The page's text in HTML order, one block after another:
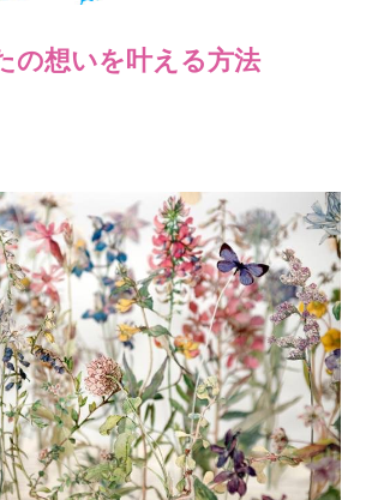
の想いを叶える方法